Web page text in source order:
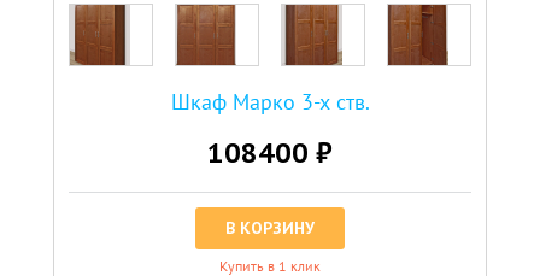
Шкаф Марко 3-х ств.
108400 ₽
В КОРЗИНУ
Купить в 1 клик